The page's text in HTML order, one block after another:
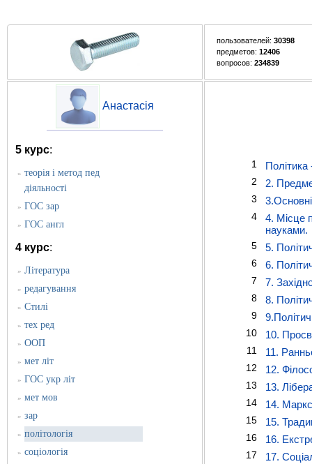
пользователей: 30398
предметов: 12406
вопросов: 234839
Анастасія
5 курс:
» теорія і метод пед
діяльності
» ГОС зар
» ГОС англ
4 курс:
» Література
» редагування
» Стилі
» тех ред
» ООП
» мет літ
» ГОС укр літ
» мет мов
» зар
» політологія
» соціологія
1 Політика
2 2.
3 3.Основні
4
4. Місце
науками.
5 5.
6 6.
7 7.
8 8.
9
10 10.
11 11.
12 12.
13 13.
14 14.
15 15.
16 16.
17 17.